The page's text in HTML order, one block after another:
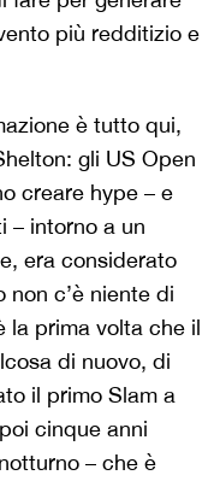
più redditizio e
è tutto qui,
gli US Open
creare hype – e
– intorno a un
era considerato
non c’è niente di
la prima volta che il
di nuovo, di
il primo Slam a
cinque anni
– che è